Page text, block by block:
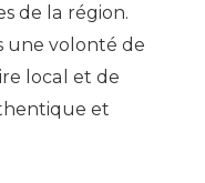
de la région.
une volonté de
local et de
et